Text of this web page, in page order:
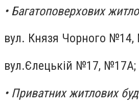
• Багатоповерхових
вул. Князя Чорного №14,
вул.Єлецькій №17, №17А;
• Приватних житлових